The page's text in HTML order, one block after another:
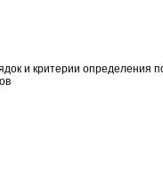
и критерии определения